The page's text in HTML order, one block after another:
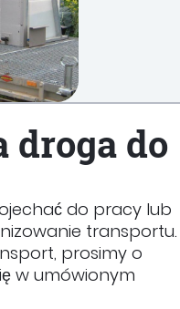
droga do
do pracy lub
transportu.
prosimy o
w umówionym